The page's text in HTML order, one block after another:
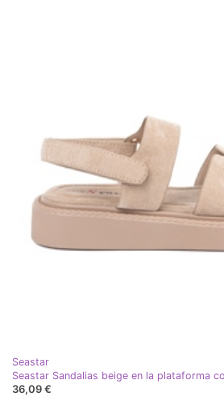
Seastar
Seastar Sandalias beige en la plataforma
36,09 €